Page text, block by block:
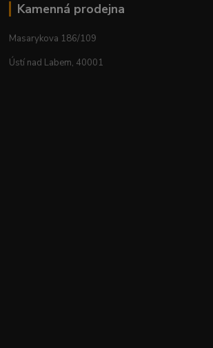
Kamenná prodejna
Masarykova 186/109
Ústí nad Labem, 40001